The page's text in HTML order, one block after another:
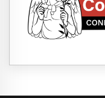
visita